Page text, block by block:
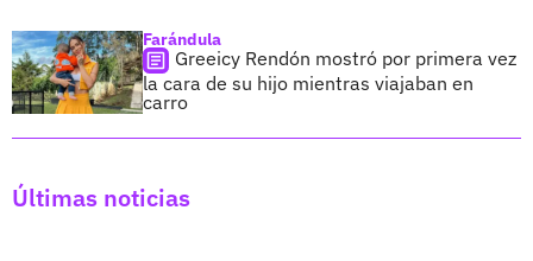
Farándula
Greeicy Rendón mostró por primera vez
la cara de su hijo mientras viajaban en
carro
Últimas noticias